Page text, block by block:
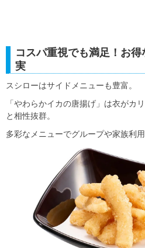
コスパ重視でも満足！お
実
スシローはサイドメニューも豊富。
「やわらかイカの唐揚げ」は衣がカ
と相性抜群。
多彩なメニューでグループや家族利